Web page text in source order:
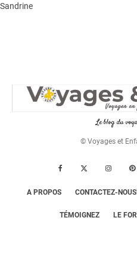
Sandrine
Le blog du
© Voyages et
A PROPOS CONTACTEZ-
TÉMOIGNEZ LE